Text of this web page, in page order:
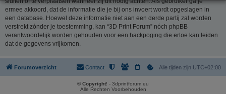
ermee akkoord, dat de informatie die je bij ons invoert wordt opgeslagen in
een database. Hoewel deze informatie niet aan een derde partij zal worden
verstrekt zónder je toestemming, kan “3D Print Forum” nóch phpBB
verantwoordelijk worden gehouden voor een hackpoging die ertoe kan leiden
dat de gegevens vrijkomen.
Forumoverzicht Alle tijden zijn UTC+02:00
Contact
© Copyright! - 3dprintforum.eu
Alle Rechten Voorbehouden